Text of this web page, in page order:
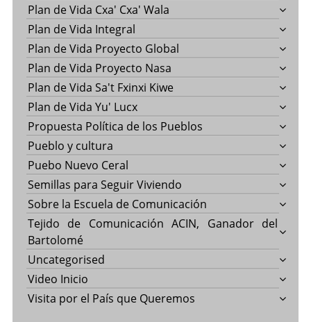
Plan de Vida Cxa' Cxa' Wala
Plan de Vida Integral
Plan de Vida Proyecto Global
Plan de Vida Proyecto Nasa
Plan de Vida Sa't Fxinxi Kiwe
Plan de Vida Yu' Lucx
Propuesta Política de los Pueblos
Pueblo y cultura
Puebo Nuevo Ceral
Semillas para Seguir Viviendo
Sobre la Escuela de Comunicación
Tejido de Comunicación ACIN, Ganador del
Bartolomé
Uncategorised
Video Inicio
Visita por el País que Queremos